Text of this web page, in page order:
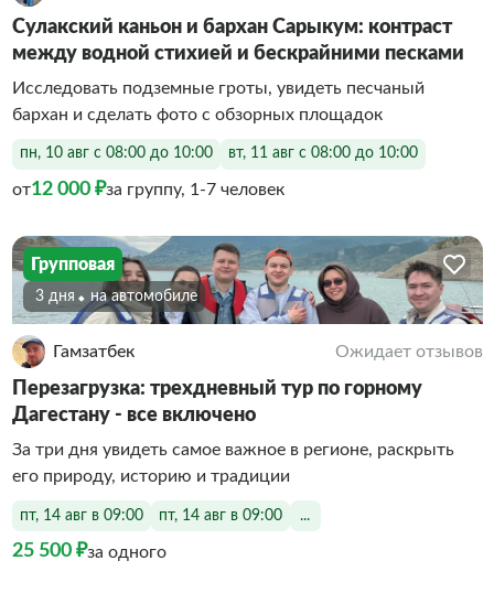
Сулакский каньон и бархан Сарыкум: контраст
между водной стихией и бескрайними песками
Исследовать подземные гроты, увидеть песчаный
бархан и сделать фото с обзорных площадок
пн, 10 авг с 08:00 до 10:00 вт, 11 авг с 08:00 до 10:00
от12 000 ₽за группу, 1-7 человек
Групповая
3 дня На автомобиле
Гамзатбек Ожидает отзывов
Перезагрузка: трехдневный тур по горному
Дагестану - все включено
За три дня увидеть самое важное в регионе, раскрыть
его природу, историю и традиции
пт, 14 авг в 09:00 пт, 14 авг в 09:00 ...
25 500 ₽за одного